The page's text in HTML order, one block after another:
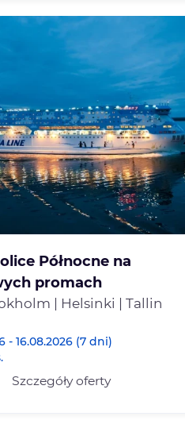
Północne na
promach
| Helsinki | Tallin
- 16.08.2026 (7 dni)
Szczegóły oferty